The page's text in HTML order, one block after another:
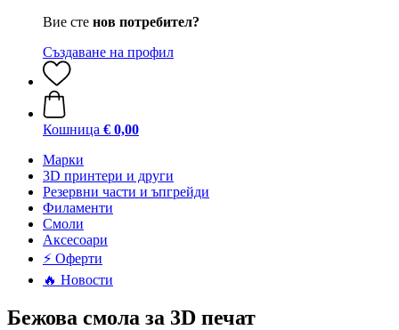
Вие сте нов потребител?
Създаване на профил
Кошница € 0,00
Mарки
3D принтери и други
Резервни части и ъпгрейди
Филаменти
Смоли
Аксесоари
⚡ Оферти
🔥 Новости
Бежова смола за 3D печат